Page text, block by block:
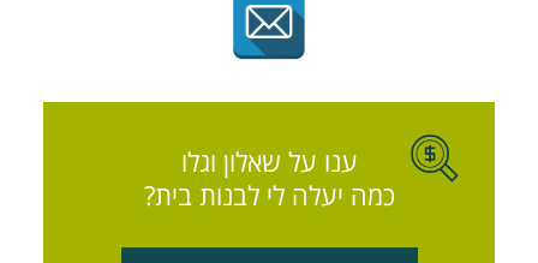
ענו על שאלון וגלו
כמה יעלה לי לבנות בית?